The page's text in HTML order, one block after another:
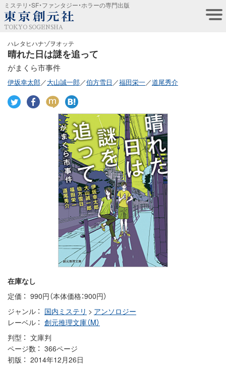
ミステリ・SF・ファンタジー・ホラーの専門出版
TOKYO SOGENSHA
ハレタヒハナゾヲオッテ
晴れた日は謎を追って
がまくら市事件
伊坂幸太郎／大山誠一郎／伯方雪日 ／福田栄一／道尾秀介
在庫なし
定価
990円（本体価格：900円）
ジャンル
国内ミステリ > アンソロジー
レーベル
創元推理文庫（M）
判型
文庫判
ページ数
366ページ
初版
2014年12月26日